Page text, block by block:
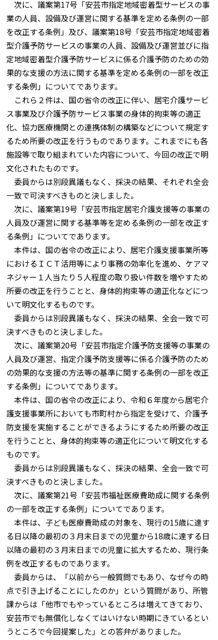
次に、議案第17号「安芸市指定地域密着型サービスの事
業の人員、設備及び運営に関する基準を定める条例の一部
を改正する条例」及び、議案第18号「安芸市指定地域密着
型介護予防サービスの事業の人員、設備及び運営並びに指
定地域密着型介護予防サービスに係る介護予防のための効
果的な支援の方法に関する基準を定める条例の一部を改正
する条例」についてであります。
これら２件は、国の省令の改正に伴い、居宅介護サービ
ス事業及び介護予防サービス事業の身体的拘束等の適正
化、協力医療機関との連携体制の構築などについて規定す
るため所要の改正を行うものであります。これまでにも各
施設等で取り組まれていた内容について、今回の改正で明
文化されたものです。
委員からは別段異議もなく、採決の結果、それぞれ全会
一致で可決すべきものと決しました。
次に、議案第19号「安芸市指定居宅介護支援等の事業の
人員及び運営に関する基準等を定める条例の一部を改正す
る条例」についてであります。
本件は、国の省令の改正により、居宅介護支援事業所等
におけるＩＣＴ活用等により事務の効率化を進め、ケアマ
ネジャー１人当たり５人程度の取り扱い件数を増やすため
所要の改正を行うことと、身体的拘束等の適正化などにつ
いて明文化するものです。
委員からは別段異議もなく、採決の結果、全会一致で可
決すべきものと決しました。
次に、議案第20号「安芸市指定介護予防支援等の事業の
人員及び運営、指定介護予防支援等に係る介護予防のため
の効果的な支援の方法等の基準に関する条例の一部を改正
する条例」についてであります。
本件は、国の省令の改正により、令和６年度から居宅介
護支援事業所においても市町村から指定を受けて、介護予
防支援を実施することができるようにするため所要の改正
を行うことと、身体的拘束等の適正化について明文化する
ものです。
委員からは別段異議もなく、採決の結果、全会一致で可
決すべきものと決しました。
次に、議案第21号「安芸市福祉医療費助成に関する条例
の一部を改正する条例」についてであります。
本件は、子ども医療費助成の対象を、現行の15歳に達す
る日以降の最初の３月末日までの児童から18歳に達する日
以降の最初の３月末日までの児童に拡大するため、現行条
例を改正するものであります。
委員からは、「以前から一般質問でもあり、なぜ今の時
点で引き上げることにしたのか」という質問があり、所管
課からは「他市でもやっているところは増えてきており、
安芸市でも無償化しなくてはいけない時期にきているとい
うところで今回提案した」との答弁がありました。